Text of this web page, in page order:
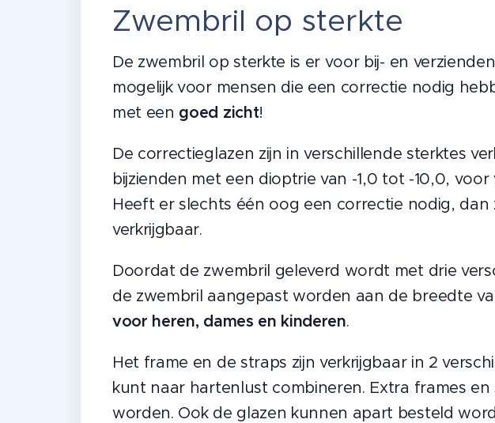
Zwembril op sterkte
De zwembril op sterkte is er voor bij- en
mogelijk voor mensen die een correctie nodig
met een goed zicht!
De correctieglazen zijn in verschillende sterktes
bijzienden met een dioptrie van -1,0 tot -10,0, voor
Heeft er slechts één oog een correctie nodig,
verkrijgbaar.
Doordat de zwembril geleverd wordt met drie
de zwembril aangepast worden aan de breedte
voor heren, dames en kinderen.
Het frame en de straps zijn verkrijgbaar in 2
kunt naar hartenlust combineren. Extra frames
worden. Ook de glazen kunnen apart besteld